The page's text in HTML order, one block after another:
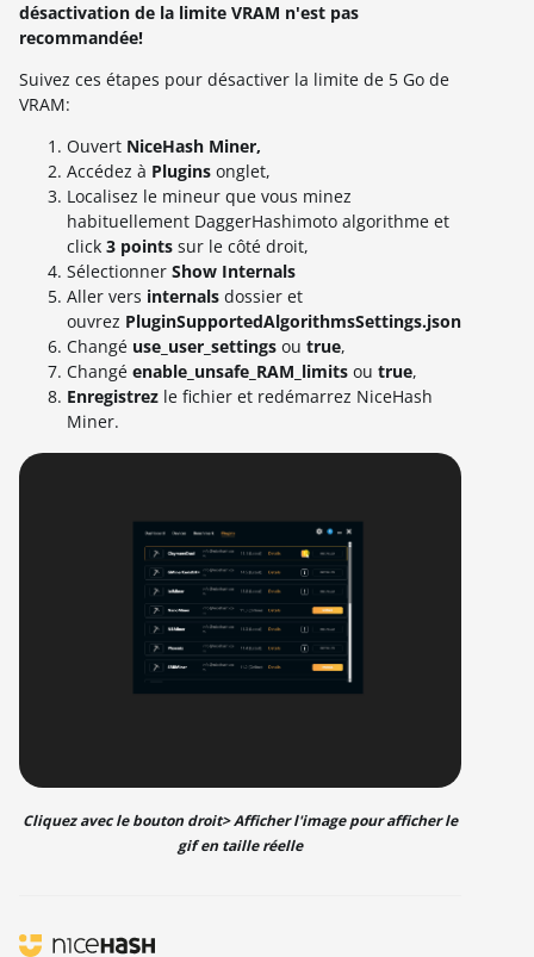
désactivation de la limite VRAM n'est pas
recommandée!
Suivez ces étapes pour désactiver la limite de 5 Go de
VRAM:
Ouvert NiceHash Miner,
Accédez à Plugins onglet,
Localisez le mineur que vous minez
habituellement DaggerHashimoto algorithme et
click 3 points sur le côté droit,
Sélectionner Show Internals
Aller vers internals dossier et
ouvrez PluginSupportedAlgorithmsSettings.json
Changé use_user_settings ou true,
Changé enable_unsafe_RAM_limits ou true,
Enregistrez le fichier et redémarrez NiceHash
Miner.
Cliquez avec le bouton droit> Afficher l'image pour afficher le
gif en taille réelle